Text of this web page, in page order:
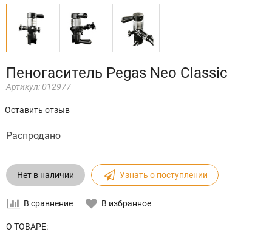
Пеногаситель Pegas Neo Classic
Артикул: 012977
Оставить отзыв
Распродано
Нет в наличии Узнать о поступлении
В сравнение В избранное
О ТОВАРЕ: